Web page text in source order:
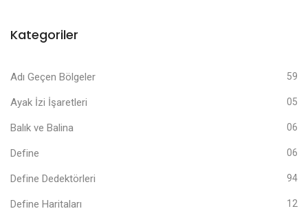
Kategoriler
Adı Geçen Bölgeler 59
Ayak İzi İşaretleri 05
Balık ve Balina 06
Define 06
Define Dedektörleri 94
Define Haritaları 12